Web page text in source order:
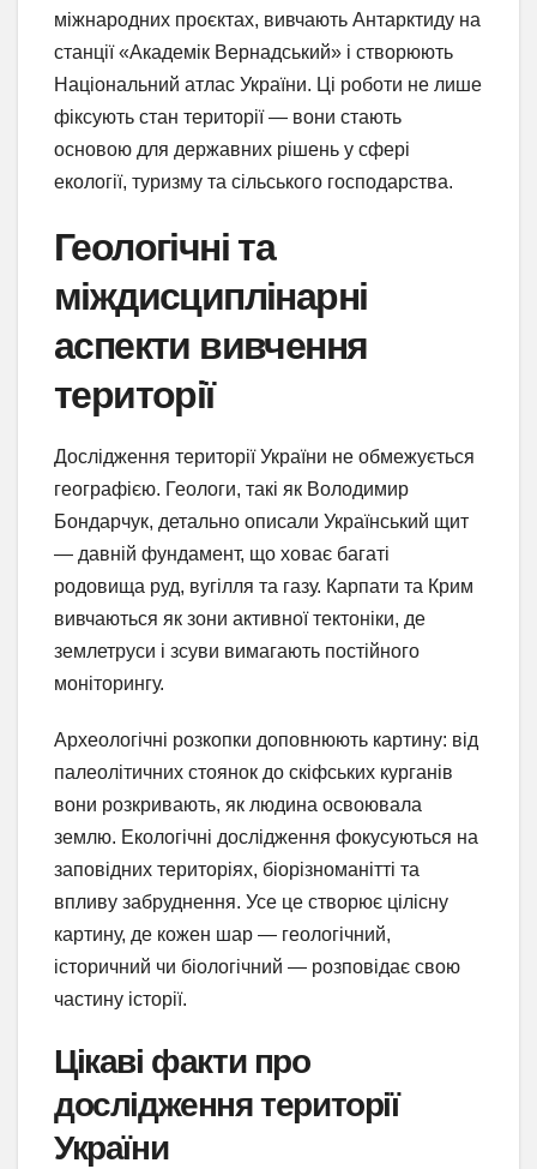
міжнародних проєктах, вивчають Антарктиду на
станції «Академік Вернадський» і створюють
Національний атлас України. Ці роботи не лише
фіксують стан території — вони стають
основою для державних рішень у сфері
екології, туризму та сільського господарства.
Геологічні та
міждисциплінарні
аспекти вивчення
території
Дослідження території України не обмежується
географією. Геологи, такі як Володимир
Бондарчук, детально описали Український щит
— давній фундамент, що ховає багаті
родовища руд, вугілля та газу. Карпати та Крим
вивчаються як зони активної тектоніки, де
землетруси і зсуви вимагають постійного
моніторингу.
Археологічні розкопки доповнюють картину: від
палеолітичних стоянок до скіфських курганів
вони розкривають, як людина освоювала
землю. Екологічні дослідження фокусуються на
заповідних територіях, біорізноманітті та
впливу забруднення. Усе це створює цілісну
картину, де кожен шар — геологічний,
історичний чи біологічний — розповідає свою
частину історії.
Цікаві факти про
дослідження території
України